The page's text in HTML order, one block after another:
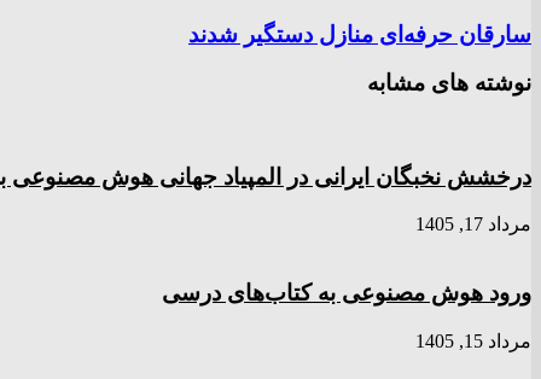
سارقان حرفه‌ای منازل دستگیر شدند
نوشته های مشابه
درخشش نخبگان ایرانی در المپیاد جهانی هوش مصنوعی با
مرداد 17, 1405
ورود هوش مصنوعی به کتاب‌های درسی
مرداد 15, 1405